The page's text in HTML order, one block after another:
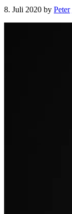
8. Juli 2020 by Peter